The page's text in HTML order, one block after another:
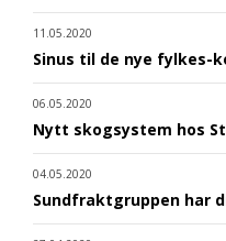
11.05.2020
Sinus til de nye fylkes-
06.05.2020
Nytt skogsystem hos
04.05.2020
Sundfraktgruppen har